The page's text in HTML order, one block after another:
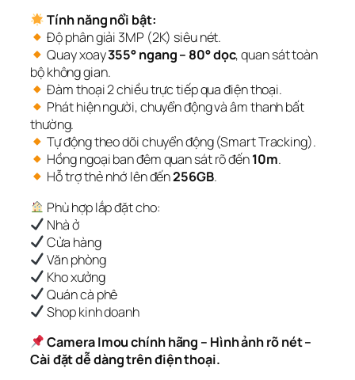
Tính năng nổi bật:
Độ phân giải 3MP (2K) siêu nét.
Quay xoay355° ngang – 80° dọc, quan sát toàn
bộ không gian.
Đàm thoại 2 chiều trực tiếp qua điện thoại.
Phát hiện người, chuyển động và âm thanh bất
thường.
Tự động theo dõi chuyển động (Smart Tracking).
Hồng ngoại ban đêm quan sát rõ đến10m.
Hỗ trợ thẻ nhớ lên đến256GB.
Phù hợp lắp đặt cho:
Nhà ở
Cửa hàng
Văn phòng
Kho xưởng
Quán cà phê
Shop kinh doanh
Camera Imou chính hãng – Hình ảnh rõ nét –
Cài đặt dễ dàng trên điện thoại.